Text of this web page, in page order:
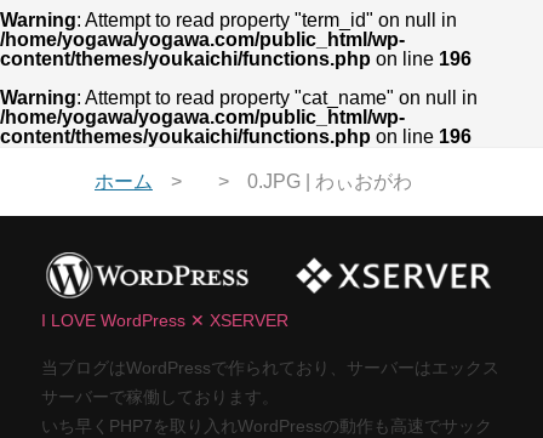
Warning: Attempt to read property "term_id" on null in
/home/yogawa/yogawa.com/public_html/wp-
content/themes/youkaichi/functions.php on line 196
Warning: Attempt to read property "cat_name" on null in
/home/yogawa/yogawa.com/public_html/wp-
content/themes/youkaichi/functions.php on line 196
ホーム 0.JPG | わぃおがわ
I LOVE WordPress ✕ XSERVER
当ブログはWordPressで作られており、サーバーはエックス
サーバーで稼働しております。
いち早くPHP7を取り入れWordPressの動作も高速でサック